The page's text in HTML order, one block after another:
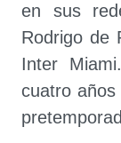
en sus
Rodrigo de
Inter
cuatro